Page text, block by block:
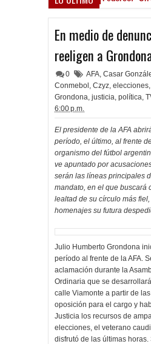
En medio de
reeligen a
0 AFA, Casar
Conmebol , Czyz, elecciones,
Grondona, justicia, política,
6:00 p.m.
El presidente de la AFA
período, el último, al frente
organismo del fútbol
ve apuntado por
serán las líneas principales
mandato, en el que buscará
lealtad de su círculo más
homenajes su futura
Julio Humberto Grondona
período al frente de la AFA.
aclamación durante la
Ordinaria que se
calle Viamonte a partir de
oposición para el cargo y
Justicia los recursos de
elecciones, el veterano
disfrutó de las últimas horas.